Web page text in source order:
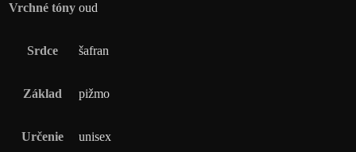
Vrchné tóny oud
Srdce šafran
Základ pižmo
Určenie unisex